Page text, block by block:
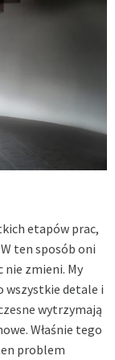
etapów prac,
ten sposób oni
nie zmieni. My
wszystkie detale i
wytrzymają
Właśnie tego
problem